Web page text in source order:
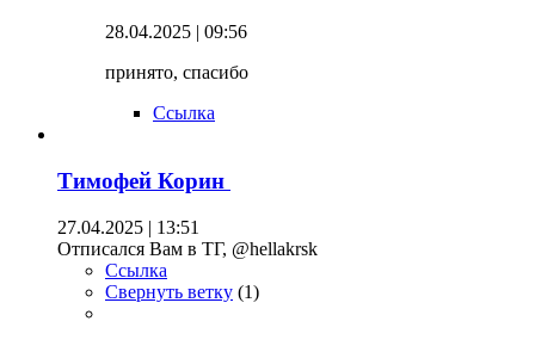
28.04.2025 | 09:56
принято, спасибо
Ссылка
Тимофей Корин
27.04.2025 | 13:51
Отписался Вам в ТГ, @hellakrsk
Ссылка
Свернуть ветку (1)